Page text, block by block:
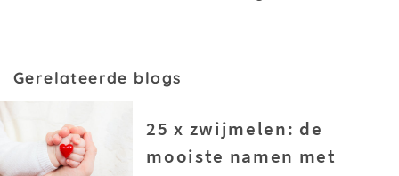
Gerelateerde blogs
25 x zwijmelen: de
mooiste namen met